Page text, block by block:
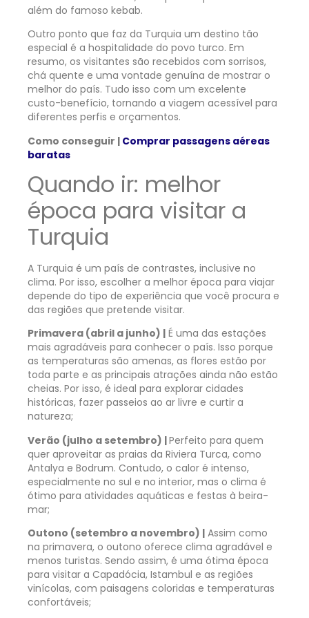
além do famoso kebab.
Outro ponto que faz da Turquia um destino tão
especial é a hospitalidade do povo turco. Em
resumo, os visitantes são recebidos com sorrisos,
chá quente e uma vontade genuína de mostrar o
melhor do país. Tudo isso com um excelente
custo-benefício, tornando a viagem acessível para
diferentes perfis e orçamentos.
Como conseguir | Comprar passagens aéreas
baratas
Quando ir: melhor
época para visitar a
Turquia
A Turquia é um país de contrastes, inclusive no
clima. Por isso, escolher a melhor época para viajar
depende do tipo de experiência que você procura e
das regiões que pretende visitar.
Primavera (abril a junho) | É uma das estações
mais agradáveis para conhecer o país. Isso porque
as temperaturas são amenas, as flores estão por
toda parte e as principais atrações ainda não estão
cheias. Por isso, é ideal para explorar cidades
históricas, fazer passeios ao ar livre e curtir a
natureza;
Verão (julho a setembro) |Perfeito para quem
quer aproveitar as praias da Riviera Turca, como
Antalya e Bodrum. Contudo, o calor é intenso,
especialmente no sul e no interior, mas o clima é
ótimo para atividades aquáticas e festas à beira-
mar;
Outono (setembro a novembro) | Assim como
na primavera, o outono oferece clima agradável e
menos turistas. Sendo assim, é uma ótima época
para visitar a Capadócia, Istambul e as regiões
vinícolas, com paisagens coloridas e temperaturas
confortáveis;